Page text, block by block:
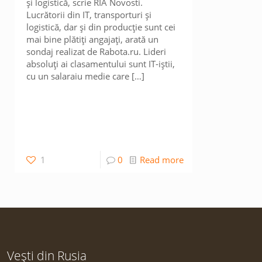
și logistică, scrie RIA Novosti.
Lucrătorii din IT, transporturi și
logistică, dar și din producție sunt cei
mai bine plătiți angajați, arată un
sondaj realizat de Rabota.ru. Lideri
absoluți ai clasamentului sunt IT-iștii,
cu un salaraiu medie care […]
1 0 Read more
Vești din Rusia